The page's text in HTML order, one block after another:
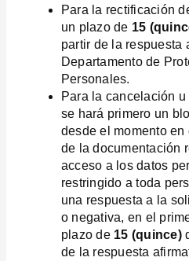
Para la rectificación
un plazo de 15
partir de la respuesta
Departamento de
Personales.
Para la cancelación
se hará primero un
desde el momento
de la documentación
acceso a los datos
restringido a toda
una respuesta a la
o negativa, en el
plazo de 15 (quince)
de la respuesta